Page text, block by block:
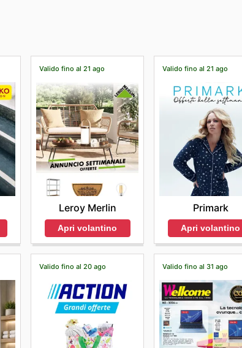
Valido fino al 21 ago
Leroy Merlin
Apri volantino
Valido fino al 21 ago
Primark
Apri volantino
Valido fino al 20 ago Valido fino al 31 ago